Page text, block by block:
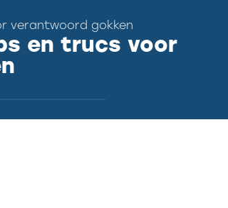
verantwoord gokken
en trucs voor